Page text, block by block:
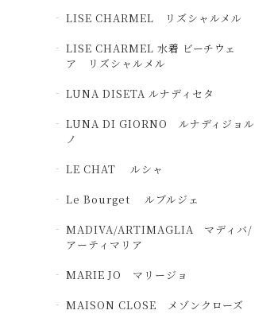
LISE CHARMEL リズシャルメル
LISE CHARMEL 水着 ビーチウェ
ア リズシャルメル
LUNA DISETA ルナディセタ
LUNA DI GIORNO ルナディジョル
ノ
LE CHAT ルシャ
Le Bourget ルブルジェ
MADIVA/ARTIMAGLIA マディバ/
アーティマリア
MARIE JO マリージョ
MAISON CLOSE メゾンクローズ